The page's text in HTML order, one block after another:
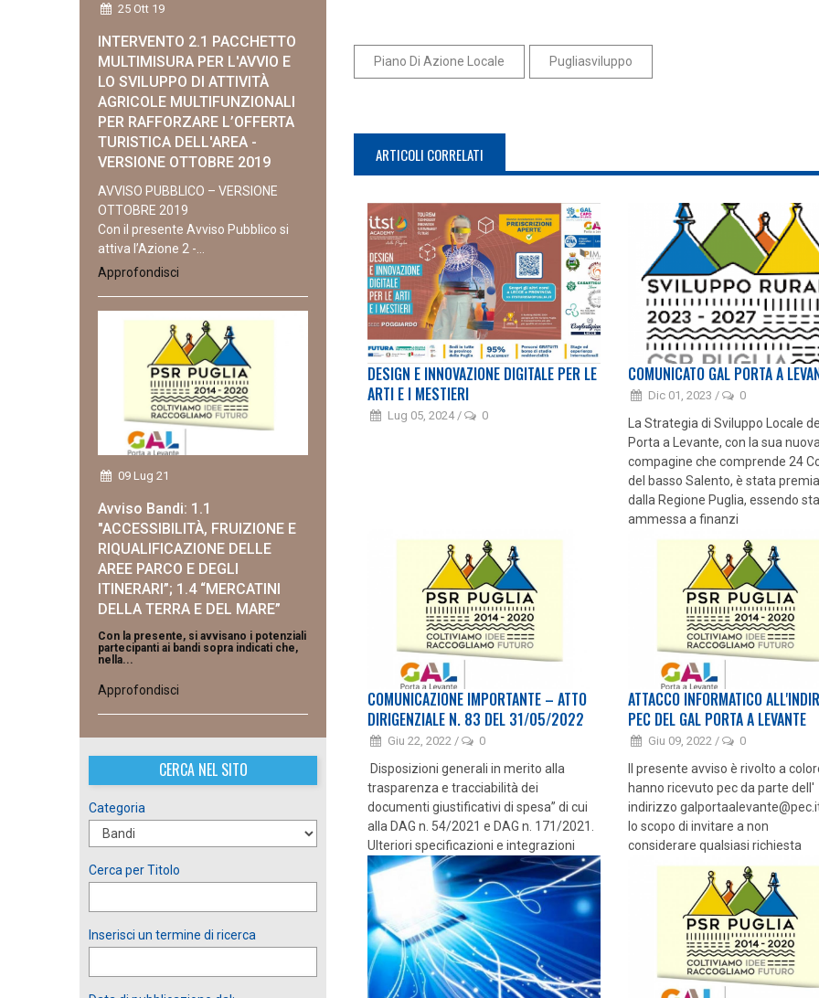
Piano Di Azione Locale Pugliasviluppo
ARTICOLI CORRELATI
DESIGN E INNOVAZIONE DIGITALE PER LE
ARTI E I MESTIERI
Lug 05, 2024 / 0
COMUNICATO GAL PORTA A
Dic 01, 2023 / 0
La Strategia di Sviluppo Locale del
Porta a Levante, con la sua nuova
compagine che comprende 24
del basso Salento, è stata
dalla Regione Puglia, essendo
ammessa a finanzi
COMUNICAZIONE IMPORTANTE – ATTO
DIRIGENZIALE N. 83 DEL 31/05/2022
Giu 22, 2022 / 0
Disposizioni generali in merito alla
trasparenza e tracciabilità dei
documenti giustificativi di spesa” di cui
alla DAG n. 54/2021 e DAG n. 171/2021.
Ulteriori specificazioni e integrazioni
ATTACCO INFORMATICO
PEC DEL GAL PORTA A LEVANTE
Giu 09, 2022 / 0
Il presente avviso è rivolto a
hanno ricevuto pec da parte dell'
indirizzo
lo scopo di invitare a non
considerare qualsiasi richiesta
25 Ott 19
INTERVENTO 2.1 PACCHETTO
MULTIMISURA PER L'AVVIO E
LO SVILUPPO DI ATTIVITÀ
AGRICOLE MULTIFUNZIONALI
PER RAFFORZARE L’OFFERTA
TURISTICA DELL'AREA -
VERSIONE OTTOBRE 2019
AVVISO PUBBLICO – VERSIONE
OTTOBRE 2019
Con il presente Avviso Pubblico si
attiva l’Azione 2 -...
Approfondisci
09 Lug 21
Avviso Bandi: 1.1
"ACCESSIBILITÀ, FRUIZIONE E
RIQUALIFICAZIONE DELLE
AREE PARCO E DEGLI
ITINERARI”; 1.4 “MERCATINI
DELLA TERRA E DEL MARE”
Con la presente, si avvisano i potenziali
partecipanti ai bandi sopra indicati che,
nella...
Approfondisci
CERCA NEL SITO
Categoria
Cerca per Titolo
Inserisci un termine di ricerca